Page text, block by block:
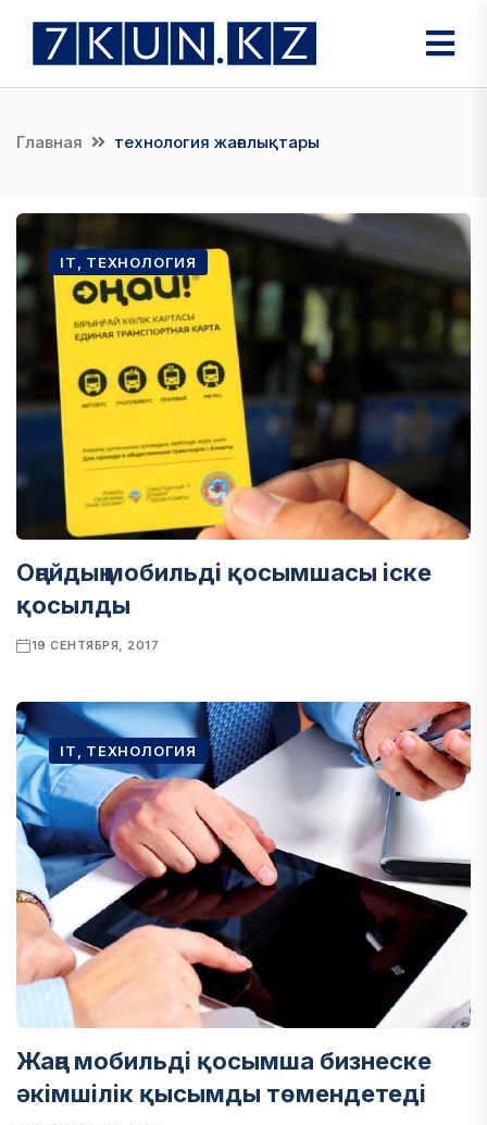
Главная технология жағалықтары
IT, ТЕХНОЛОГИЯ
Оңайдың мобильді қосымшасы іске
қосылды
19 СЕНТЯБРЯ, 2017
IT, ТЕХНОЛОГИЯ
Жаңа мобильді қосымша бизнеске
әкімшілік қысымды төмендетеді